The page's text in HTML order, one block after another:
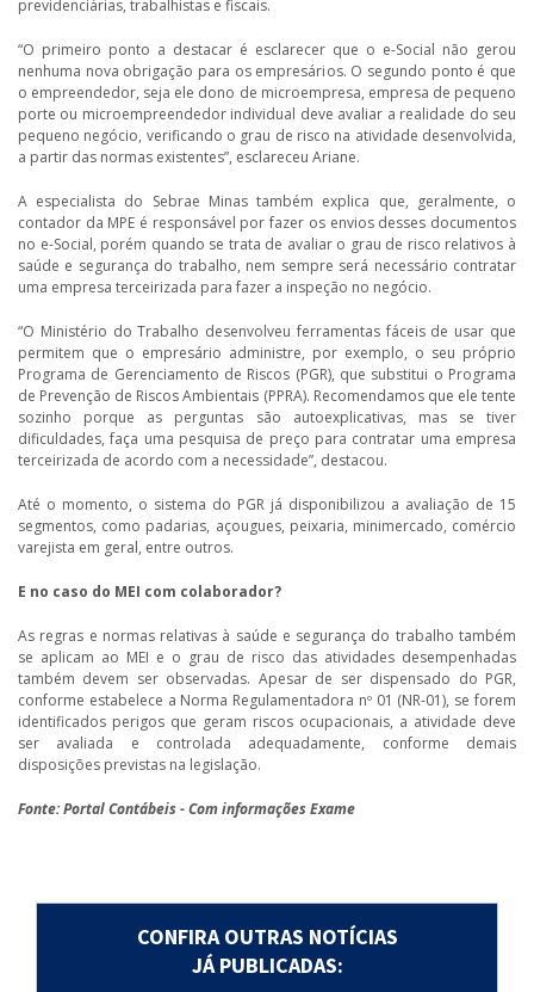
previdenciárias, trabalhistas e fiscais.
“O primeiro ponto a destacar é esclarecer que o e-Social não gerou
nenhuma nova obrigação para os empresários. O segundo ponto é que
o empreendedor, seja ele dono de microempresa, empresa de pequeno
porte ou microempreendedor individual deve avaliar a realidade do seu
pequeno negócio, verificando o grau de risco na atividade desenvolvida,
a partir das normas existentes”, esclareceu Ariane.
A especialista do Sebrae Minas também explica que, geralmente, o
contador da MPE é responsável por fazer os envios desses documentos
no e-Social, porém quando se trata de avaliar o grau de risco relativos à
saúde e segurança do trabalho, nem sempre será necessário contratar
uma empresa terceirizada para fazer a inspeção no negócio.
“O Ministério do Trabalho desenvolveu ferramentas fáceis de usar que
permitem que o empresário administre, por exemplo, o seu próprio
Programa de Gerenciamento de Riscos (PGR), que substitui o Programa
de Prevenção de Riscos Ambientais (PPRA). Recomendamos que ele tente
sozinho porque as perguntas são autoexplicativas, mas se tiver
dificuldades, faça uma pesquisa de preço para contratar uma empresa
terceirizada de acordo com a necessidade”, destacou.
Até o momento, o sistema do PGR já disponibilizou a avaliação de 15
segmentos, como padarias, açougues, peixaria, minimercado, comércio
varejista em geral, entre outros.
E no caso do MEI com colaborador?
As regras e normas relativas à saúde e segurança do trabalho também
se aplicam ao MEI e o grau de risco das atividades desempenhadas
também devem ser observadas. Apesar de ser dispensado do PGR,
conforme estabelece a Norma Regulamentadora nº 01 (NR-01), se forem
identificados perigos que geram riscos ocupacionais, a atividade deve
ser avaliada e controlada adequadamente, conforme demais
disposições previstas na legislação.
Fonte: Portal Contábeis - Com informações Exame
CONFIRA OUTRAS NOTÍCIAS
JÁ PUBLICADAS: